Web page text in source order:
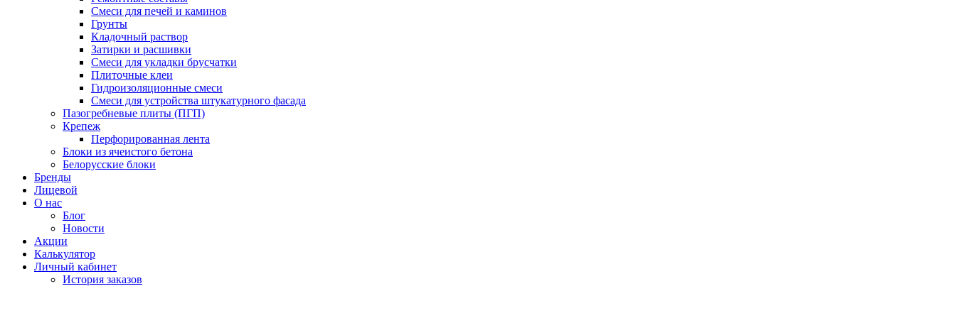
Смеси для печей и каминов
Грунты
Кладочный раствор
Затирки и расшивки
Смеси для укладки брусчатки
Плиточные клеи
Гидроизоляционные смеси
Смеси для устройства штукатурного фасада
Пазогребневые плиты (ПГП)
Крепеж
Перфорированная лента
Блоки из ячеистого бетона
Белорусские блоки
Бренды
Лицевой
О нас
Блог
Новости
Акции
Калькулятор
Личный кабинет
История заказов